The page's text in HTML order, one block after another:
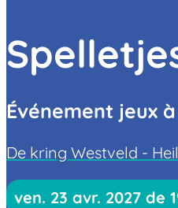
Événement jeux
De kring Westveld -
ven. 23 avr. 2027 de